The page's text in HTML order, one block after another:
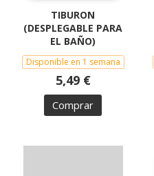
TIBURON
(DESPLEGABLE PARA
EL BAÑO)
Disponible en 1 semana
5,49 €
Comprar